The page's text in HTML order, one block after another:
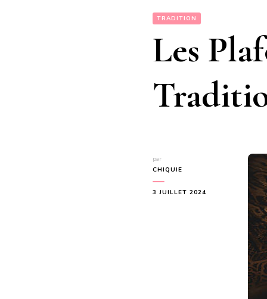
TRADITION
Les
par
CHIQUIE
3 JUILLET 2024